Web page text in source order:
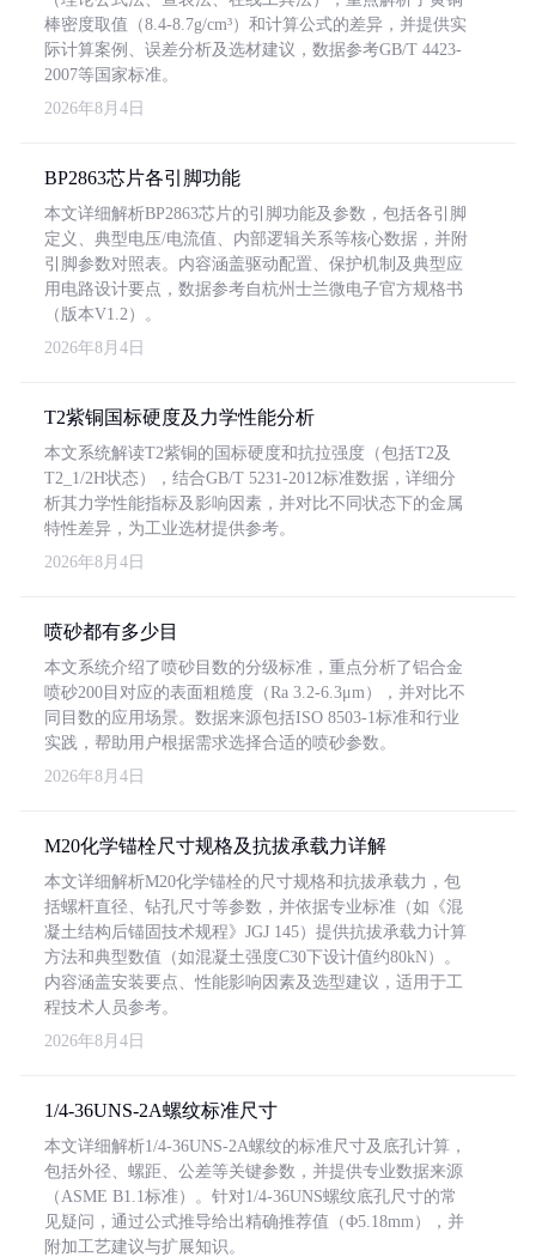
棒密度取值（8.4-8.7g/cm³）和计算公式的差异，并提供实
际计算案例、误差分析及选材建议，数据参考GB/T 4423-
2007等国家标准。
2026年8月4日
BP2863芯片各引脚功能
本文详细解析BP2863芯片的引脚功能及参数，包括各引脚
定义、典型电压/电流值、内部逻辑关系等核心数据，并附
引脚参数对照表。内容涵盖驱动配置、保护机制及典型应
用电路设计要点，数据参考自杭州士兰微电子官方规格书
（版本V1.2）。
2026年8月4日
T2紫铜国标硬度及力学性能分析
本文系统解读T2紫铜的国标硬度和抗拉强度（包括T2及
T2_1/2H状态），结合GB/T 5231-2012标准数据，详细分
析其力学性能指标及影响因素，并对比不同状态下的金属
特性差异，为工业选材提供参考。
2026年8月4日
喷砂都有多少目
本文系统介绍了喷砂目数的分级标准，重点分析了铝合金
喷砂200目对应的表面粗糙度（Ra 3.2-6.3μm），并对比不
同目数的应用场景。数据来源包括ISO 8503-1标准和行业
实践，帮助用户根据需求选择合适的喷砂参数。
2026年8月4日
M20化学锚栓尺寸规格及抗拔承载力详解
本文详细解析M20化学锚栓的尺寸规格和抗拔承载力，包
括螺杆直径、钻孔尺寸等参数，并依据专业标准（如《混
凝土结构后锚固技术规程》JGJ 145）提供抗拔承载力计算
方法和典型数值（如混凝土强度C30下设计值约80kN）。
内容涵盖安装要点、性能影响因素及选型建议，适用于工
程技术人员参考。
2026年8月4日
1/4-36UNS-2A螺纹标准尺寸
本文详细解析1/4-36UNS-2A螺纹的标准尺寸及底孔计算，
包括外径、螺距、公差等关键参数，并提供专业数据来源
（ASME B1.1标准）。针对1/4-36UNS螺纹底孔尺寸的常
见疑问，通过公式推导给出精确推荐值（Φ5.18mm），并
附加工艺建议与扩展知识。